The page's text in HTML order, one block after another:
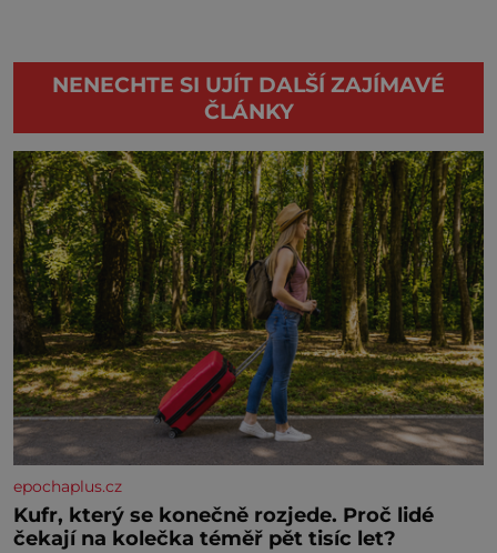
NENECHTE SI UJÍT DALŠÍ ZAJÍMAVÉ
ČLÁNKY
epochaplus.cz
Kufr, který se konečně rozjede. Proč lidé
čekají na kolečka téměř pět tisíc let?